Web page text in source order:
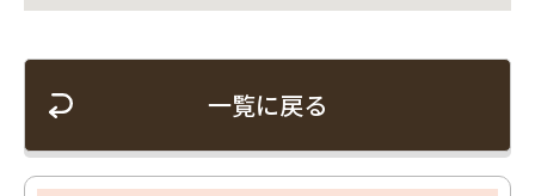
一覧に戻る